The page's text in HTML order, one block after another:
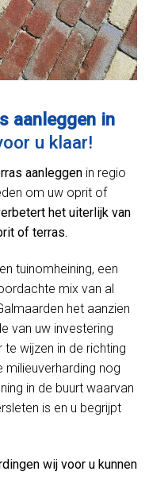
aanleggen in
u klaar!
aanleggen in regio
om uw oprit of
het uiterlijk van
of terras.
tuinomheining, een
mix van al
het aanzien
van uw investering
wijzen in de richting
nog
in de buurt waarvan
is en u begrijpt
wij voor u kunnen